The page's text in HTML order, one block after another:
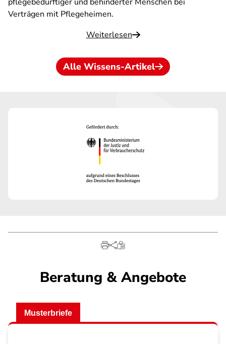
Verträgen mit Pflegeheimen.
Weiterlesen
Alle Wissens-Artikel
Beratung & Angebote
Musterbriefe